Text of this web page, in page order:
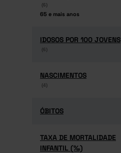
(6)
65 e mais anos
(6)
65 e mais anos
IDOSOS POR 100 JOVENS
(6)
IDOSOS POR 100 JOVENS
(6)
NASCIMENTOS
(4)
NASCIMENTOS
(4)
ÓBITOS
ÓBITOS
TAXA DE MORTALIDADE
INFANTIL (‰)
TAXA DE MORTALIDADE
INFANTIL (‰)